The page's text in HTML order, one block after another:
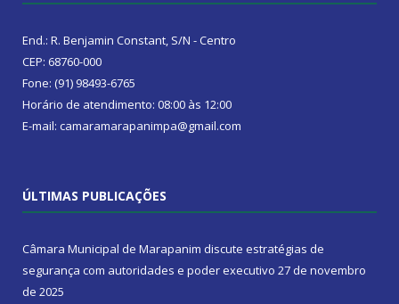
End.: R. Benjamin Constant, S/N - Centro
CEP: 68760-000
Fone: (91) 98493-6765
Horário de atendimento: 08:00 às 12:00
E-mail: camaramarapanimpa@gmail.com
ÚLTIMAS PUBLICAÇÕES
Câmara Municipal de Marapanim discute estratégias de
segurança com autoridades e poder executivo 27 de novembro
de 2025